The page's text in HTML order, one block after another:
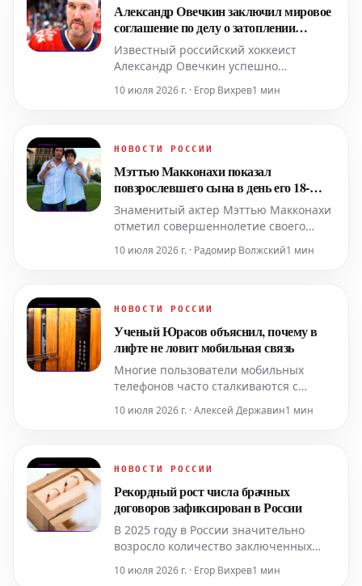
Александр Овечкин заключил мировое
соглашение по делу о затоплении
квартиры
Известный российский хоккеист
Александр Овечкин успешно
своим соседом во Флориде, связанный
привело к прекращению многолетнего
произошел из-за некорректн
10 июля 2026 г. · Егор Вихрев1 мин
НОВОСТИ РОССИИ
Мэттью Макконахи показал
повзрослевшего сына в день его 18-
летия
Знаменитый актер Мэттью Макконахи
отметил совершеннолетие своего
редкую фотографию в своем личном
именинник позируют в схожих
10 июля 2026 г. · Радомир Волжский1 мин
НОВОСТИ РОССИИ
Ученый Юрасов объяснил, почему в
лифте не ловит мобильная связь
Многие пользователи мобильных
телефонов часто сталкиваются с
слабого сигнала в лифтах. Это явление
которые препятствуют нормальному
ближайшей базовой станцией.
Детальн
10 июля 2026 г. · Алексей Державин1 мин
НОВОСТИ РОССИИ
Рекордный рост числа брачных
договоров зафиксирован в России
В 2025 году в России значительно
возросло количество заключенных
исторического максимума. Согласно
10 июля 2026 г. · Егор Вихрев1 мин